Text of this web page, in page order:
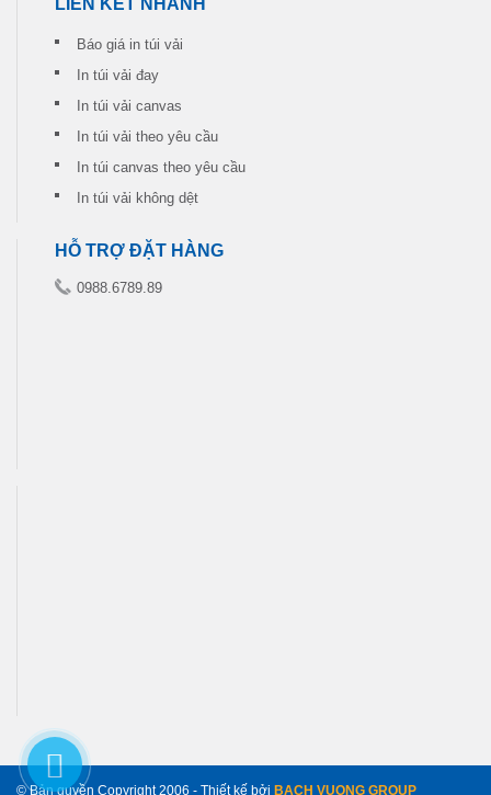
Báo giá in túi vải
In túi vải đay
In túi vải canvas
In túi vải theo yêu cầu
In túi canvas theo yêu cầu
In túi vải không dệt
HỖ TRỢ ĐẶT HÀNG
0988.6789.89
© Bản quyền Copyright 2006 - Thiết kế bởi BACH VUONG GROUP